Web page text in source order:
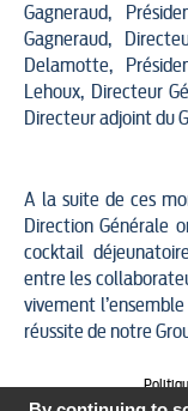
Gagneraud,
Gagneraud,
Delamotte,
Lehoux, Directeur
Directeur adjoint du
A la suite de ces
Direction Générale
cocktail
entre les
vivement
réussite de notre